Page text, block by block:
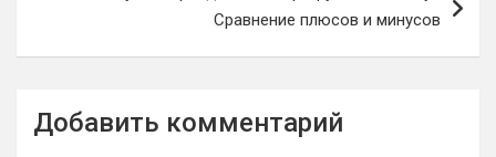
Сравнение плюсов и минусов
Добавить комментарий